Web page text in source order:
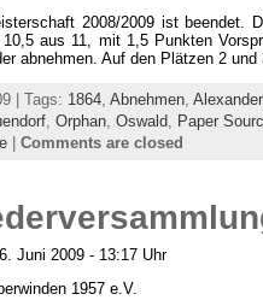
2008/2009 ist beendet.
aus 11, mit 1,5 Punkten
abnehmen. Auf den Plätzen 2
| Tags: 1864, Abnehmen, Alexander,
, Orphan, Oswald Paper
| Comments are closed
Juni 2009 - 13:17 Uhr
1957 e.V.